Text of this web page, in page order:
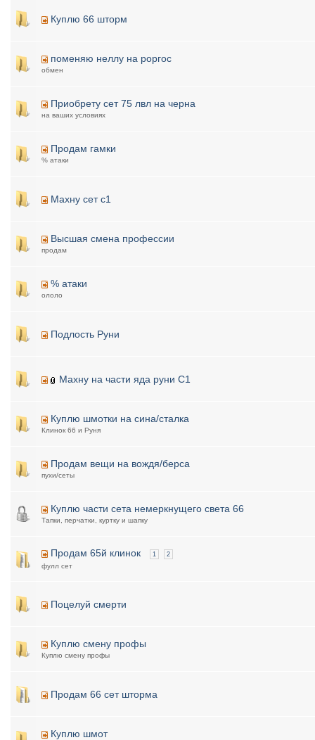
Куплю 66 шторм
поменяю неллу на роргос
обмен
Приобрету сет 75 лвл на черна
на ваших условиях
Продам гамки
% атаки
Махну сет с1
Высшая смена профессии
продам
% атаки
ололо
Подлость Руни
Махну на части яда руни С1
Куплю шмотки на сина/сталка
Клинок 66 и Руня
Продам вещи на вождя/берса
пухи/сеты
Куплю части сета немеркнущего света 66
Тапки, перчатки, куртку и шапку
Продам 65й клинок 1 2
фулл сет
Поцелуй смерти
Куплю смену профы
Куплю смену профы
Продам 66 сет шторма
Куплю шмот